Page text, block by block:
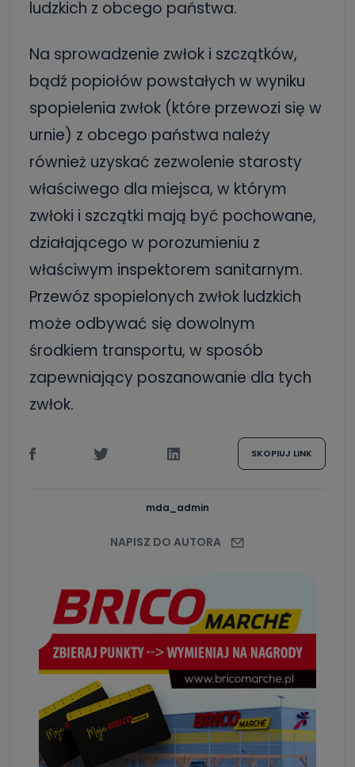
ludzkich z obcego państwa.
Na sprowadzenie zwłok i szczątków,
bądź popiołów powstałych w wyniku
spopielenia zwłok (które przewozi się w
urnie) z obcego państwa należy
również uzyskać zezwolenie starosty
właściwego dla miejsca, w którym
zwłoki i szczątki mają być pochowane,
działającego w porozumieniu z
właściwym inspektorem sanitarnym.
Przewóz spopielonych zwłok ludzkich
może odbywać się dowolnym
środkiem transportu, w sposób
zapewniający poszanowanie dla tych
zwłok.
SKOPIUJ LINK
mda_admin
NAPISZ DO AUTORA